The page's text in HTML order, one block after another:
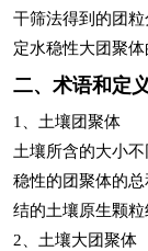
干筛法得到的团
定水稳性大团聚体
二、术语和定
1、土壤团聚体
土壤所含的大小
稳性的团聚体的
结的土壤原生颗粒
2、土壤大团聚体